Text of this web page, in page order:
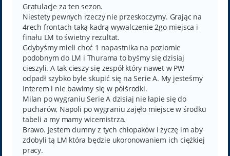
t
Gratulacje za ten sezon.
Niestety pewnych rzeczy nie przeskoczymy. Grając na
4rech frontach taką kadrą wywalczenie 2go miejsca i
finału LM to świetny rezultat.
Gdybyśmy mieli choć 1 napastnika na poziomie
podobnym do LM i Thurama to byśmy się dzisiaj
cieszyli. A tak cieszy się zespół który nawet w PW
odpadł szybko byle skupić się na Serie A. My jesteśmy
Interem i nie bawimy się w półśrodki.
Milan po wygraniu Serie A dzisiaj nie łapie się do
pucharów, Napoli po wygraniu zajęło miejsce w środku
tabeli a my mamy wicemistrza.
Brawo. Jestem dumny z tych chłopaków i życzę im aby
zdobyli tą LM która będzie ukoronowaniem ich ciężkiej
pracy.